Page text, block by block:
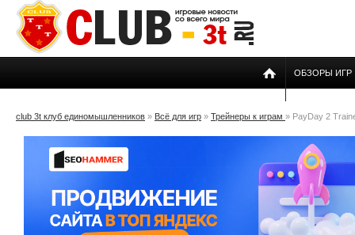
ОБЗОРЫ ИГР
club 3t клуб единомышленников » Всё для игр » Трейнеры к играм » PayDay 2